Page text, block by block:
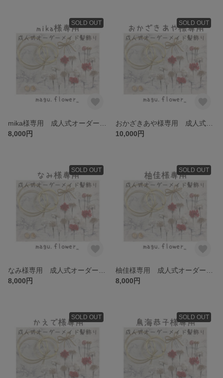
SOLD OUT
8,000円
SOLD OUT
10,000円
SOLD OUT
8,000円
SOLD OUT
8,000円
SOLD OUT SOLD OUT